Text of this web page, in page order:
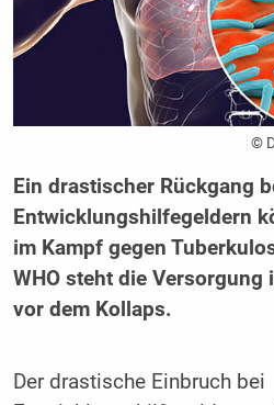
©
Ein drastischer Rückgang
Entwicklungshilfegeldern
im Kampf gegen
WHO steht die Versorgung
vor dem Kollaps.
Der drastische Einbruch bei